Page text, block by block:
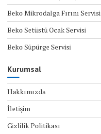
Beko Mikrodalga Fırını Servisi
Beko Setüstü Ocak Servisi
Beko Süpürge Servisi
Kurumsal
Hakkımızda
İletişim
Gizlilik Politikası